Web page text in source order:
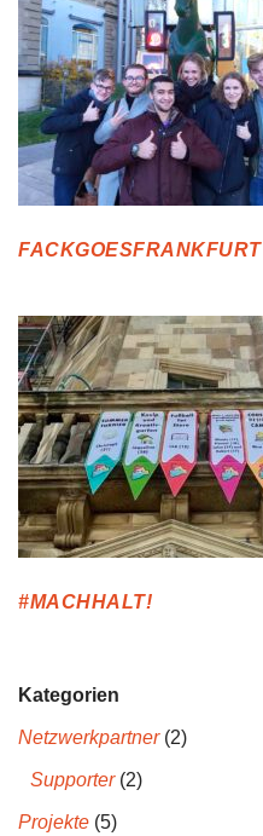
FACKGOESFRANKFURT
#MACHHALT!
Kategorien
Netzwerkpartner(2)
Supporter(2)
Projekte (5)